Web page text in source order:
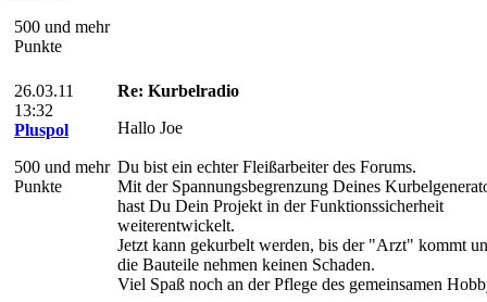
500 und mehr
Punkte
26.03.11
13:32
Pluspol
500 und mehr
Punkte
Re: Kurbelradio
Hallo Joe
Du bist ein echter Fleißarbeiter des Forums.
Mit der Spannungsbegrenzung Deines
hast Du Dein Projekt in der Funktionssicherheit
weiterentwickelt.
Jetzt kann gekurbelt werden, bis der "Arzt" kommt
die Bauteile nehmen keinen Schaden.
Viel Spaß noch an der Pflege des gemeinsamen